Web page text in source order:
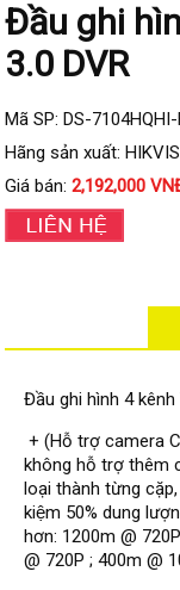
Đầu ghi IP
Camera Analog
Camera Dahua
Camera
Camera KBVISION
Đầu ghi HDParagon
Đầu ghi HIKVISION
Đầu ghi
Đầu ghi Dahua
Đầu ghi KBVISION
Thiết bị chống trộm
Đầu ghi
3.0 DVR
Mã SP: DS-
Hãng sản xuất:
Giá bán:2,192,000
Đầu ghi hình 4 kênh
+ (Hỗ trợ camera
không hỗ trợ thêm
loại thành từng
kiệm 50% dung
hơn: 1200m @
@ 720P ; 400m @